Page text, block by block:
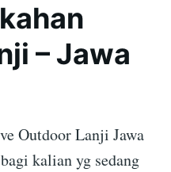
– Jawa
Outdoor Lanji Jawa
kalian yg sedang